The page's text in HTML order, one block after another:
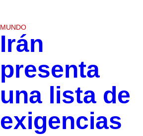
MUNDO
Irán
presenta
una lista de
exigencias